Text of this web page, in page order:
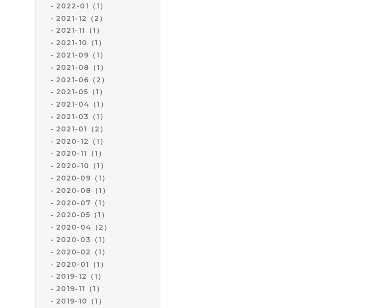
2022-01（1）
2021-12（2）
2021-11（1）
2021-10（1）
2021-09（1）
2021-08（1）
2021-06（2）
2021-05（1）
2021-04（1）
2021-03（1）
2021-01（2）
2020-12（1）
2020-11（1）
2020-10（1）
2020-09（1）
2020-08（1）
2020-07（1）
2020-05（1）
2020-04（2）
2020-03（1）
2020-02（1）
2020-01（1）
2019-12（1）
2019-11（1）
2019-10（1）